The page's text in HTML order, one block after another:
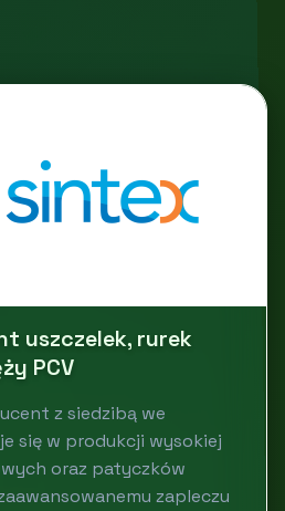
uszczelek, rurek
PCV
z siedzibą we
się w produkcji wysokiej
oraz patyczków
zapleczu